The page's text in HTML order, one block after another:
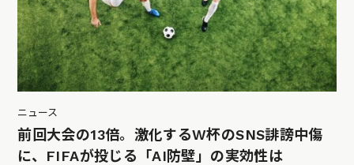
ニュース
前回大会の13倍。激化するW杯のSNS誹謗中傷
に、FIFAが投じる「AI防壁」の実効性は